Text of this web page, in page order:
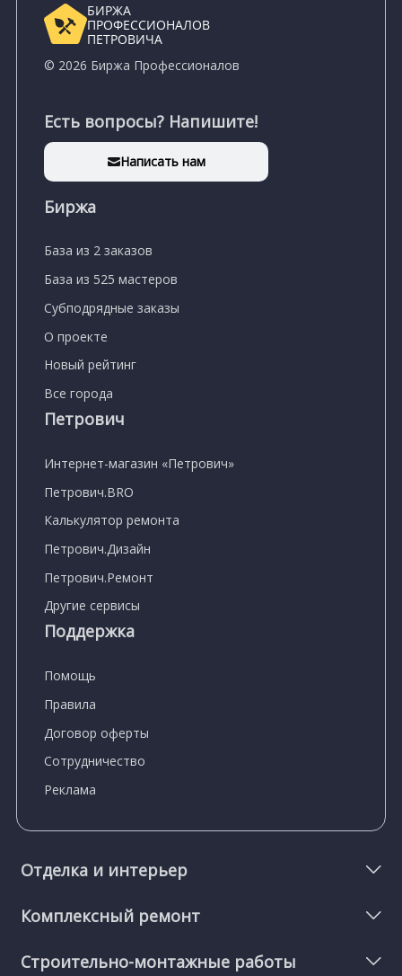
БИРЖА
ПРОФЕССИОНАЛОВ
ПЕТРОВИЧА
© 2026 Биржа Профессионалов
Есть вопросы? Напишите!
Написать нам
Биржа
База из 2 заказов
База из 525 мастеров
Субподрядные заказы
О проекте
Новый рейтинг
Все города
Петрович
Интернет-магазин «Петрович»
Петрович.BRO
Калькулятор ремонта
Петрович.Дизайн
Петрович.Ремонт
Другие сервисы
Поддержка
Помощь
Правила
Договор оферты
Сотрудничество
Реклама
Отделка и интерьер
Комплексный ремонт
Строительно-монтажные работы